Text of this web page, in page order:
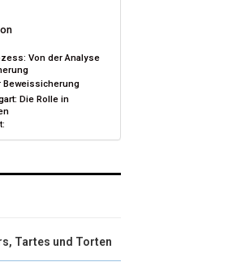
Von der Analyse
Beweissicherung
Die Rolle in
Tartes und Torten